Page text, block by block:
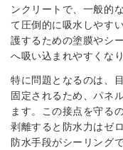
ンクリートで、一般的
て圧倒的に吸水しやす
護するための塗膜やシ
へ吸い込まれやすくなり
特に問題となるのは、
固定されるため、パネ
ます。この接点を守る
剥離すると防水力はゼ
防水手段がシーリング